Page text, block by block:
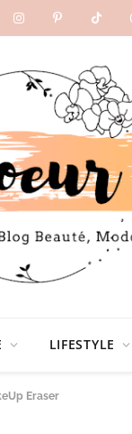
InstagramPinterestTikTok
LIFESTYLE
Eraser